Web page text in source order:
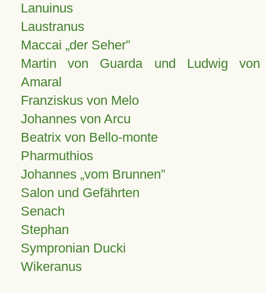
Lanuinus
Laustranus
Maccai „der Seher”
Martin von Guarda und Ludwig von
Amaral
Franziskus von Melo
Johannes von Arcu
Beatrix von Bello-monte
Pharmuthios
Johannes vom Brunnen
Salon und Gefährten
Senach
Stephan
Sympronian Ducki
Wikeranus